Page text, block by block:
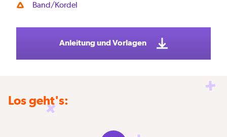
Band/Kordel
Anleitung und Vorlagen
Los geht's: